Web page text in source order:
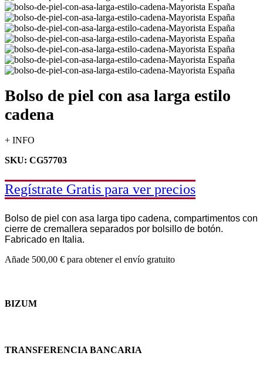
Bolso de piel con asa larga estilo
cadena
+ INFO
SKU: CG57703
Regístrate Gratis para ver precios
Bolso de piel con asa larga tipo cadena, compartimentos con
cierre de cremallera separados por bolsillo de botón.
Fabricado en Italia.
Añade 500,00 € para obtener el envío gratuito
BIZUM
TRANSFERENCIA BANCARIA